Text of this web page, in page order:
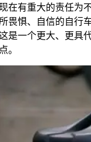
在有重大的责任为
畏惧、自信的自行
是一个更大、更具
。